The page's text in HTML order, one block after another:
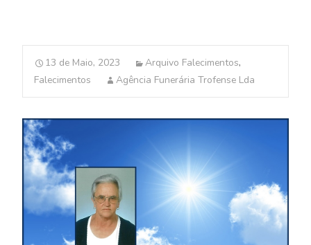
13 de Maio, 2023 Arquivo Falecimentos,
Falecimentos
Agência Funerária Trofense Lda